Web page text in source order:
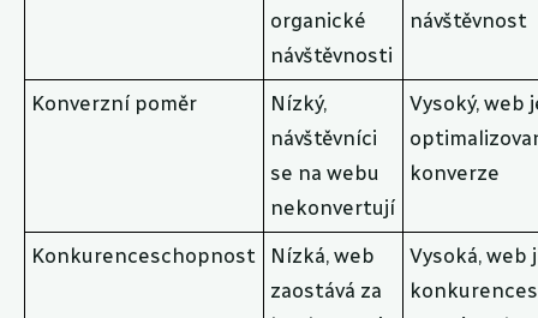
organické
návštěvnosti
návštěvnost
Konverzní poměr
Nízký,
návštěvníci
se na webu
nekonvertují
Vysoký, web
konverze
Konkurenceschopnost
Nízká, web
zaostává za
Vysoká, web